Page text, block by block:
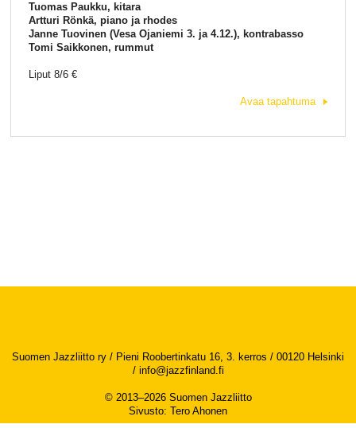
Tuomas Paukku, kitara
Artturi Rönkä, piano ja rhodes
Janne Tuovinen (Vesa Ojaniemi 3. ja 4.12.), kontrabasso
Tomi Saikkonen, rummut
Liput 8/6 €
Avaa tapahtuma
Suomen Jazzliitto ry / Pieni Roobertinkatu 16, 3. kerros / 00120 Helsinki
/ info@jazzfinland.fi
© 2013–2026 Suomen Jazzliitto
Sivusto: Tero Ahonen